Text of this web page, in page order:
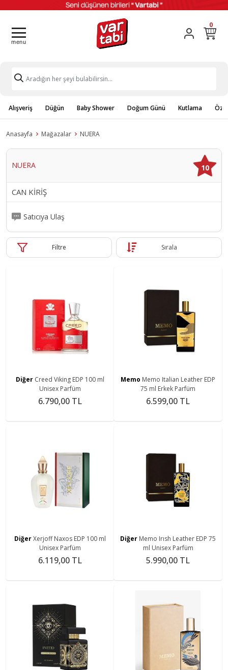
0
Alışveriş Düğün Baby Shower Doğum Günü Kutlama
Anasayfa Mağazalar NUERA
NUERA 10
CAN KİRİŞ
Satıcıya Ulaş
Filtre Sırala
Diğer Creed Viking EDP 100 ml
Unisex Parfüm
6.790,00 TL
Memo Memo Italian Leather EDP
75 ml Erkek Parfüm
6.599,00 TL
DiğerXerjoff Naxos EDP 100 ml
Unisex Parfüm
6.119,00 TL
Diğer Memo Irısh Leather EDP 75
ml Unisex Parfüm
5.990,00 TL